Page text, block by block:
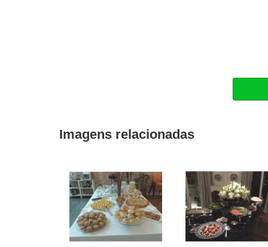
Imagens relacionadas